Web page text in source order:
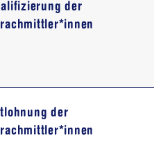
der
der